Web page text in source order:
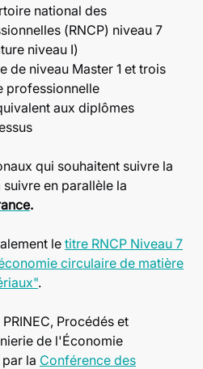
national des
(RNCP) niveau 7
niveau I)
de niveau Master 1 et trois
professionnelle
aux diplômes
qui souhaitent suivre la
en parallèle la
.
le titre RNCP Niveau 7
circulaire de matière
.
Procédés et
de l'Économie
la Conférence des